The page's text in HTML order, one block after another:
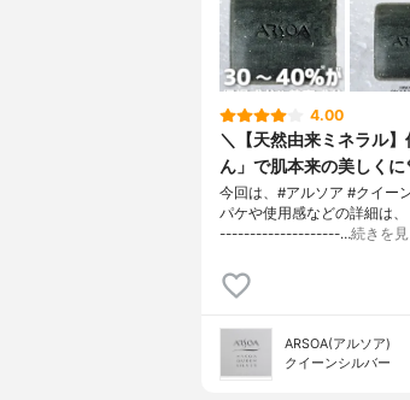
4.00
＼【天然由来ミネラル
ん」で肌本来の美しくに
今回は、#アルソア #クイー
パケや使用感などの詳細は
--------------------…続きを
ARSOA(アルソア)
クイーンシルバー